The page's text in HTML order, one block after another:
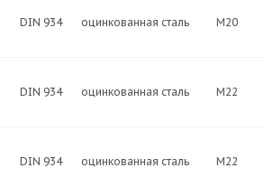
DIN 934 оцинкованная сталь М20
DIN 934 оцинкованная сталь М22
DIN 934 оцинкованная сталь М22